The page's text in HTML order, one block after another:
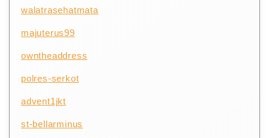
walatrasehatmata
majuterus99
owntheaddress
polres-serkot
advent1jkt
st-bellarminus